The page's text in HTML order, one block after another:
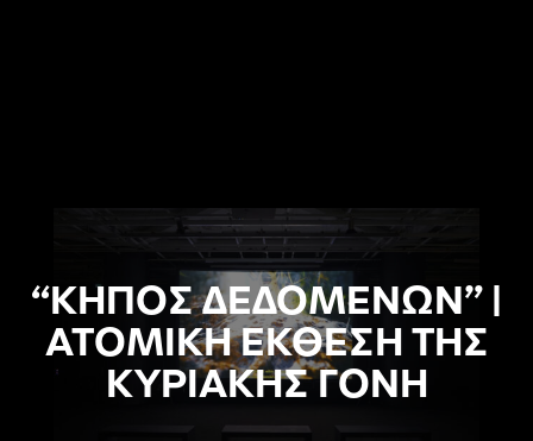
“ΚΗΠΟΣ ΔΕΔΟΜΕΝΩΝ” |
ΑΤΟΜΙΚΗ ΕΚΘΕΣΗ ΤΗΣ
ΚΥΡΙΑΚΗΣ ΓΟΝΗ